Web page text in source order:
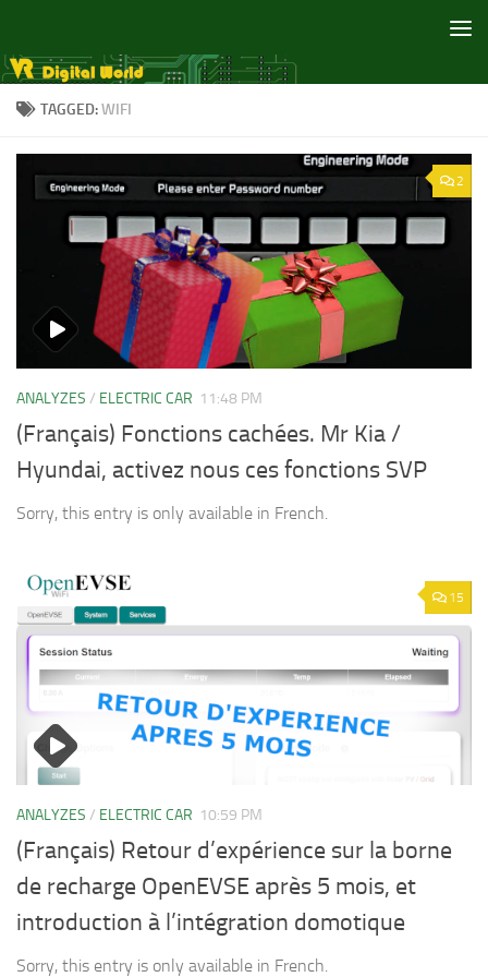
TAGGED:WIFI
2
ANALYZES / ELECTRIC CAR 11:48 PM
(Français) Fonctions cachées. Mr Kia /
Hyundai, activez nous ces fonctions SVP
Sorry, this entry is only available in French.
15
ANALYZES / ELECTRIC CAR 10:59 PM
(Français) Retour d’expérience sur la borne
de recharge OpenEVSE après 5 mois, et
introduction à l’intégration domotique
Sorry, this entry is only available in French.